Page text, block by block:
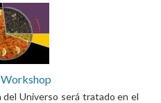
del Universo será tratado en el